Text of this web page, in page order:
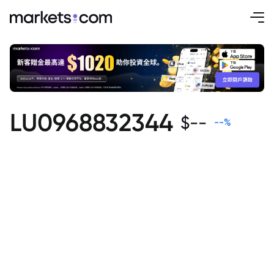
LU0968832344 $-- --%